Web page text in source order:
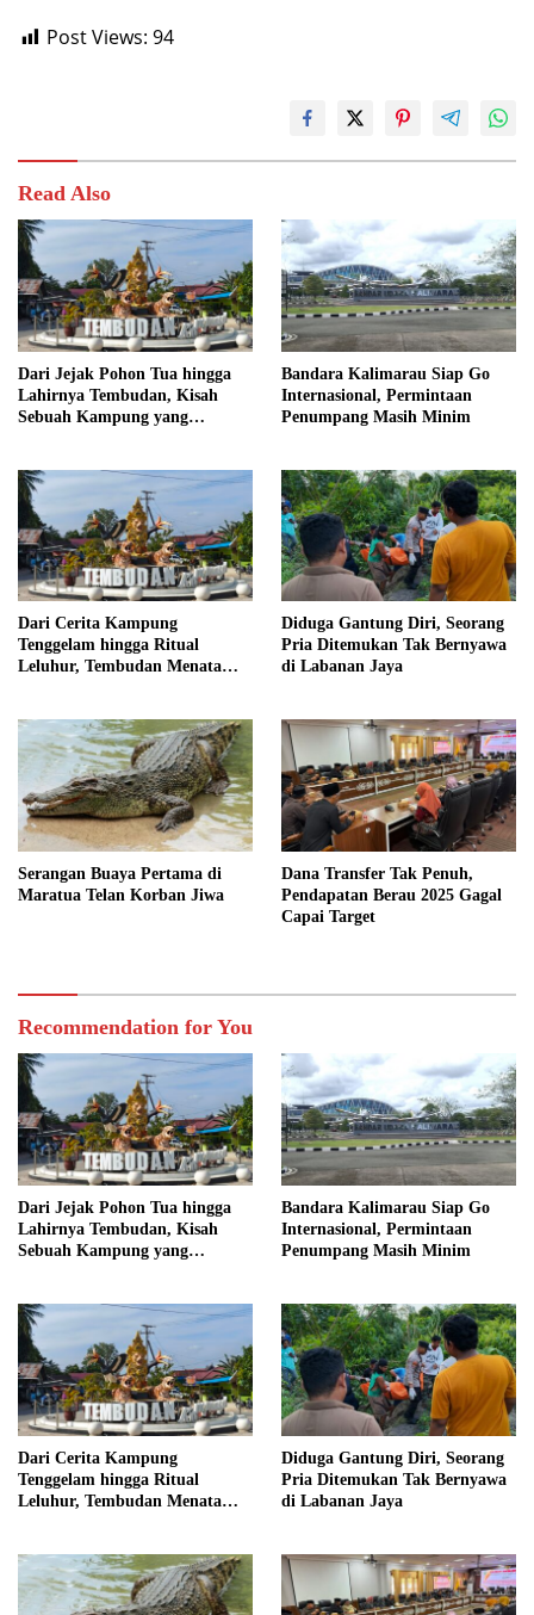
Post Views: 94
Read Also
Dari Jejak Pohon Tua hingga
Lahirnya Tembudan, Kisah
Sebuah Kampung yang
Bandara Kalimarau Siap Go
Internasional, Permintaan
Penumpang Masih Minim
Dari Cerita Kampung
Tenggelam hingga Ritual
Leluhur, Tembudan Menata
Diduga Gantung Diri, Seorang
Pria Ditemukan Tak Bernyawa
di Labanan Jaya
Serangan Buaya Pertama di
Maratua Telan Korban Jiwa
Dana Transfer Tak Penuh,
Pendapatan Berau 2025 Gagal
Capai Target
Recommendation for You
Dari Jejak Pohon Tua hingga
Lahirnya Tembudan, Kisah
Sebuah Kampung yang
Bandara Kalimarau Siap Go
Internasional, Permintaan
Penumpang Masih Minim
Dari Cerita Kampung
Tenggelam hingga Ritual
Leluhur, Tembudan Menata
Diduga Gantung Diri, Seorang
Pria Ditemukan Tak Bernyawa
di Labanan Jaya